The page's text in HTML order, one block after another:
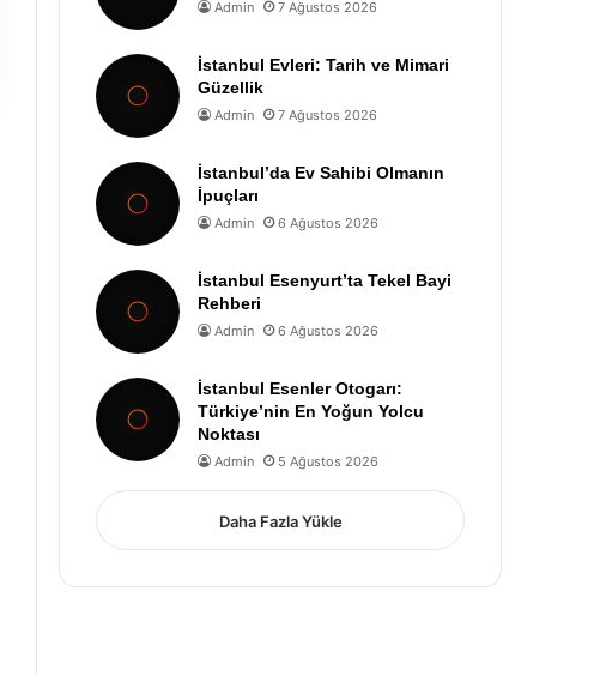
Admin 7 Ağustos 2026
İstanbul Evleri: Tarih ve Mimari
Güzellik
Admin 7 Ağustos 2026
İstanbul’da Ev Sahibi Olmanın
İpuçları
Admin 6 Ağustos 2026
İstanbul Esenyurt’ta Tekel Bayi
Rehberi
Admin 6 Ağustos 2026
İstanbul Esenler Otogarı:
Türkiye’nin En Yoğun Yolcu
Noktası
Admin 5 Ağustos 2026
Daha Fazla Yükle